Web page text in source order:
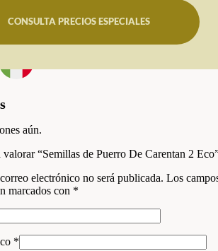
CONSULTA PRECIOS ESPECIALES
aún.
valorar “Semillas de Puerro De Carentan 2
electrónico no será publicada. Los
marcados con *
*